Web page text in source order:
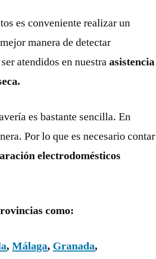
es conveniente realizar un
manera de detectar
atendidos en nuestraasistencia
es bastante sencilla. En
Por lo que es necesario contar
electrodomésticos
como:
,Málaga, Granada,